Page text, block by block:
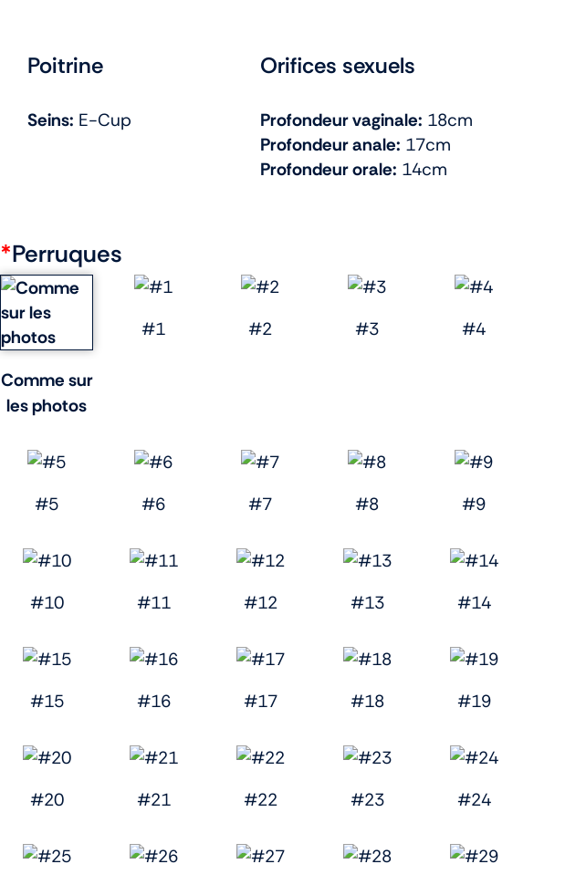
Poitrine
Seins: E-Cup
Orifices sexuels
Profondeur vaginale: 18cm
Profondeur anale: 17cm
Profondeur orale: 14cm
*Perruques
Comme sur
les photos
#1 #2 #3 #4
#5 #6 #7 #8 #9
#10 #11 #12 #13 #14
#15 #16 #17 #18 #19
#20 #21 #22 #23 #24